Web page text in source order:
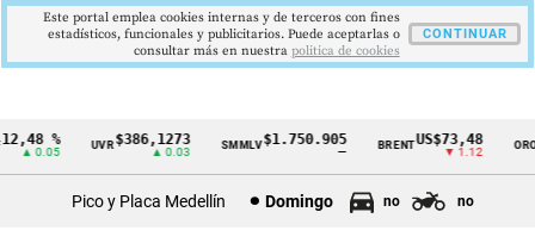
Cintillo
%
▲ 0.05
UVR$386,1273
▲ 0.03
SMMLV$1.750.905 BRENTUS$73,48
▼ 1.12
ORO
Pico y Placa Medellín Domingo no no
Este portal emplea cookies internas y de terceros con fines
estadísticos, funcionales y publicitarios. Puede aceptarlas o
consultar más en nuestra politica de cookies
CONTINUAR